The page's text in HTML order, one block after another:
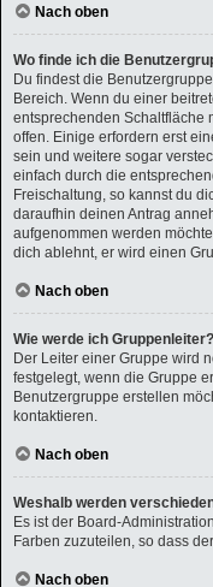
Nach oben
Wo finde ich die
Du findest die
Bereich. Wenn du einer
entsprechenden Schaltfläche
offen. Einige erfordern erst
sein und weitere sogar
einfach durch die
Freischaltung, so kannst du
daraufhin deinen Antrag
aufgenommen werden
dich ablehnt, er wird einen
Nach oben
Wie werde ich Gruppenleiter?
Der Leiter einer Gruppe wird
festgelegt, wenn die Gruppe
Benutzergruppe erstellen
kontaktieren.
Nach oben
Weshalb werden
Es ist der Board-
Farben zuzuteilen, so dass
Nach oben